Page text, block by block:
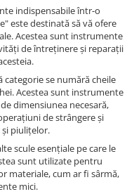
indispensabile într-o
este destinată să vă ofere
Acestea sunt instrumente
de întreținere și reparații
se numără cheile
Acestea sunt instrumente
dimensiunea necesară,
de strângere și
piulițelor.
scule esențiale pe care le
sunt utilizate pentru
materiale, cum ar fi sârmă,
mici.